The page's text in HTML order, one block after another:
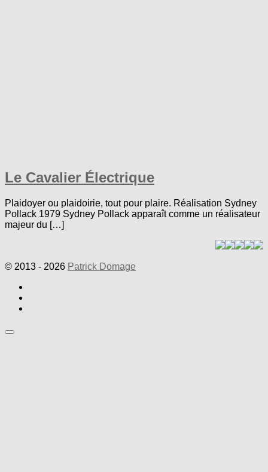
Le Cavalier Électrique
Plaidoyer ou plaidoirie, tout pour plaire. Réalisation Sydney
Pollack 1979 Sydney Pollack apparaît comme un réalisateur
majeur du […]
© 2013 - 2026 Patrick Domage